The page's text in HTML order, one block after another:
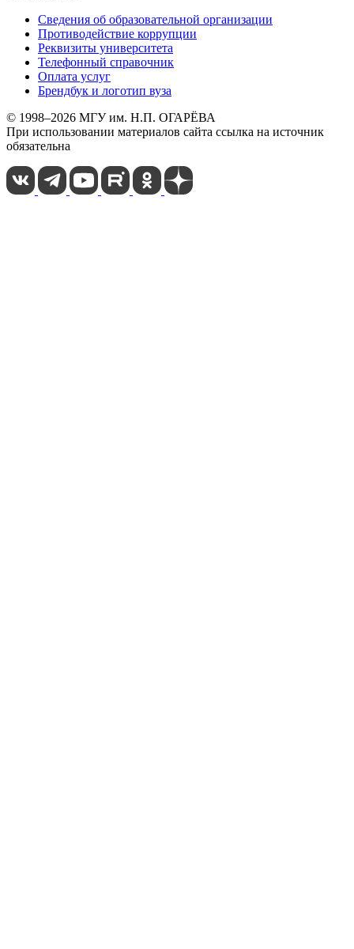
Сведения об образовательной организации
Противодействие коррупции
Реквизиты университета
Телефонный справочник
Оплата услуг
Брендбук и логотип вуза
© 1998–2026 МГУ им. Н.П. ОГАРЁВА
При использовании материалов сайта ссылка на источник
обязательна